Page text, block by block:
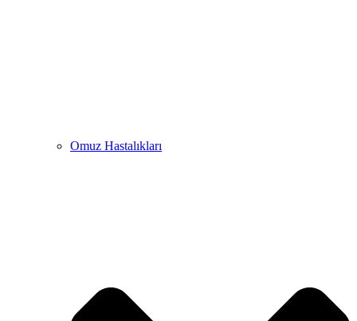
Omuz Hastalıkları